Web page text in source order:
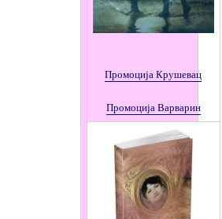
Промоција Крушевац
ПромоцијаВарварин